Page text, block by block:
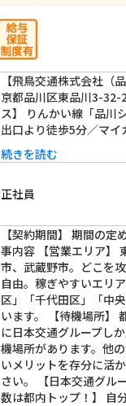
【飛鳥交通株式会社（
京都品川区東品川3-32-
ス】 りんかい線「品川
出口より徒歩5分／マ
続きを読む
正社員
【契約期間】 期間の定
事内容 【営業エリア】
市、武蔵野市。どこを
自由。稼ぎやすいエリ
区」「千代田区」「中
います。 【待機場所】
に日本交通グループし
機場所があります。他
いメリットを存分に活
さい。 【日本交通グル
数は都内トップ！】 自